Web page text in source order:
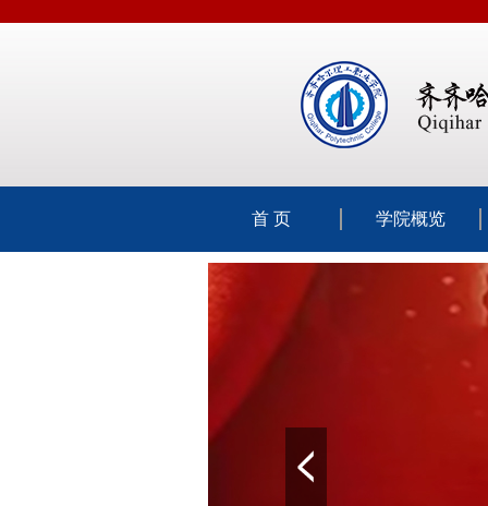
首 页 学院概览